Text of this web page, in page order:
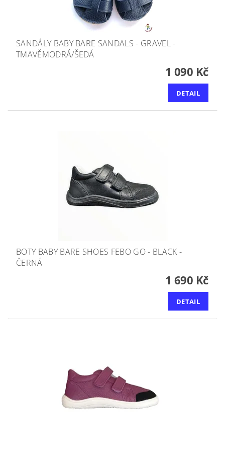
SANDÁLY BABY BARE SANDALS - GRAVEL -
TMAVĚMODRÁ/ŠEDÁ
1 090 Kč
DETAIL
BOTY BABY BARE SHOES FEBO GO - BLACK -
ČERNÁ
1 690 Kč
DETAIL